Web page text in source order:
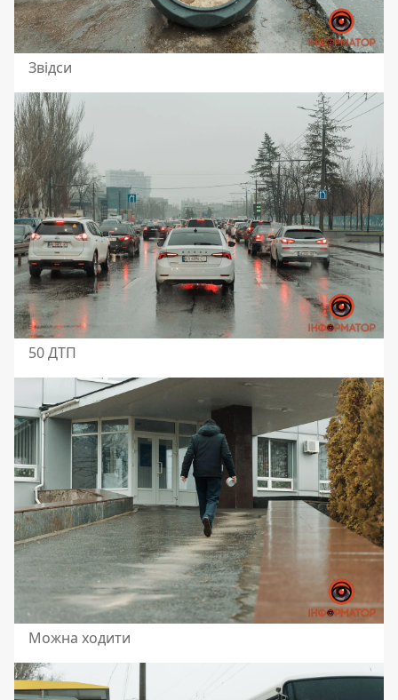
Звідси
50 ДТП
Можна ходити